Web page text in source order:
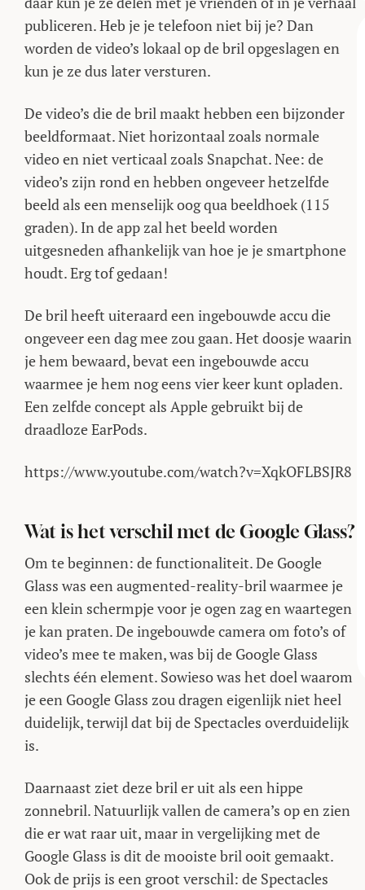
publiceren. Heb je je telefoon niet bij je? Dan
worden de video’s lokaal op de bril opgeslagen en
kun je ze dus later versturen.
De video’s die de bril maakt hebben een bijzonder
beeldformaat. Niet horizontaal zoals normale
video en niet verticaal zoals Snapchat. Nee: de
video’s zijn rond en hebben ongeveer hetzelfde
beeld als een menselijk oog qua beeldhoek (115
graden). In de app zal het beeld worden
uitgesneden afhankelijk van hoe je je smartphone
houdt. Erg tof gedaan!
De bril heeft uiteraard een ingebouwde accu die
ongeveer een dag mee zou gaan. Het doosje waarin
je hem bewaard, bevat een ingebouwde accu
waarmee je hem nog eens vier keer kunt opladen.
Een zelfde concept als Apple gebruikt bij de
draadloze EarPods.
https://www.youtube.com/watch?v=XqkOFLBSJR8
Wat is het verschil met de Google Glass?
Om te beginnen: de functionaliteit. De Google
Glass was een augmented-reality-bril waarmee je
een klein schermpje voor je ogen zag en waartegen
je kan praten. De ingebouwde camera om foto’s of
video’s mee te maken, was bij de Google Glass
slechts één element. Sowieso was het doel waarom
je een Google Glass zou dragen eigenlijk niet heel
duidelijk, terwijl dat bij de Spectacles overduidelijk
is.
Daarnaast ziet deze bril er uit als een hippe
zonnebril. Natuurlijk vallen de camera’s op en zien
die er wat raar uit, maar in vergelijking met de
Google Glass is dit de mooiste bril ooit gemaakt.
Ook de prijs is een groot verschil: de Spectacles